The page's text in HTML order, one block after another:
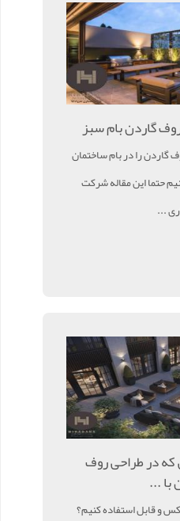
گاردن بام سبز
را در بام ساختمان
حتما این مقاله شرکت
...
در طراحی روف
با ...
و قابل استفاده کنیم؟